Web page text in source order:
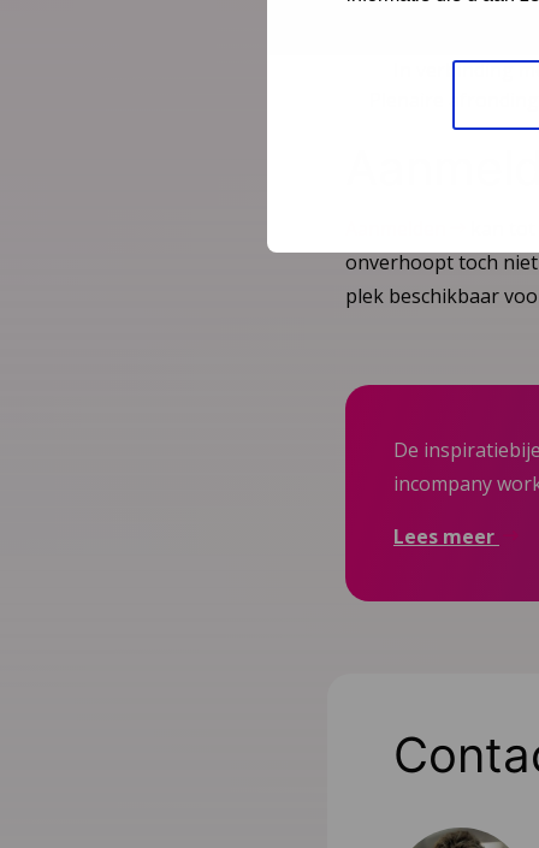
In verbinding
In verbinding
onverhoopt toch
plek beschikbaar
De
incompany
Lees meer